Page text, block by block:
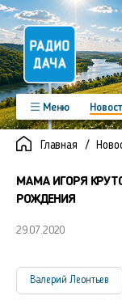
Меню
Программы
Новинки
Фото
Главная
МАМА ИГОРЯ
РОЖДЕНИЯ
29.07.2020
Валерий Леонтьев